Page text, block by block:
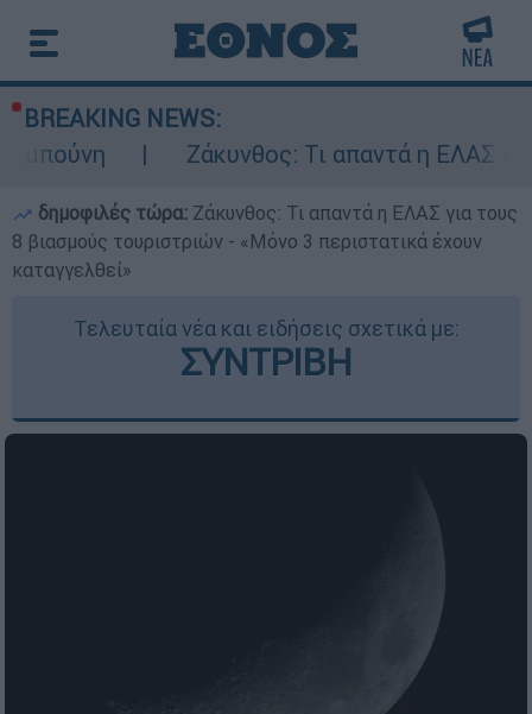
BREAKING NEWS:
Ζάκυνθος: Τι απαντά η ΕΛΑΣ για τους 8
δημοφιλές τώρα: Ζάκυνθος: Τι απαντά η ΕΛΑΣ για τους
8 βιασμούς τουριστριών - «Μόνο 3 περιστατικά έχουν
καταγγελθεί»
Τελευταία νέα και ειδήσεις σχετικά με:
ΣΥΝΤΡΙΒΗ